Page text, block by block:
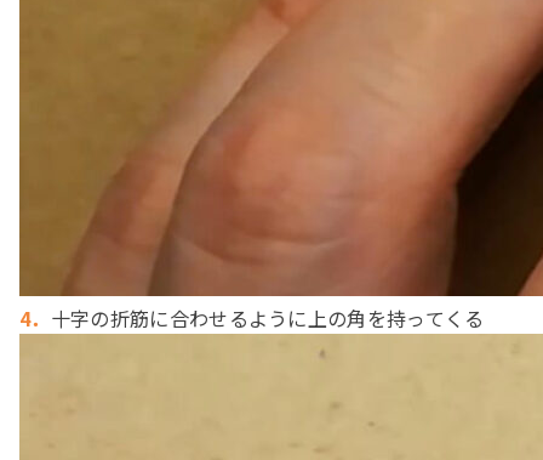
4． 十字の折筋に合わせるように上の角を持ってくる